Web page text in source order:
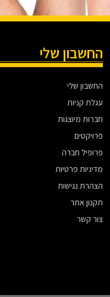
החשבון שלי
החשבון שלי
עגלת קניות
חברות מיוצגות
פרויקטים
פרופיל חברה
מדיניות פרטיות
הצהרת נגישות
תקנון אתר
צור קשר